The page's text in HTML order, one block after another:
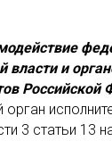
власти и
Российской
3 статьи 13